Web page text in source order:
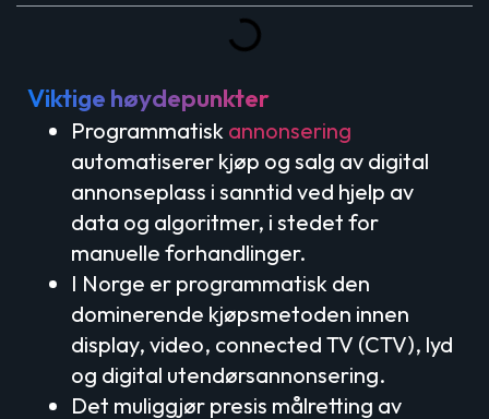
Viktige høydepunkter
Programmatisk annonsering
automatiserer kjøp og salg av digital
annonseplass i sanntid ved hjelp av
data og algoritmer, i stedet for
manuelle forhandlinger.
I Norge er programmatisk den
dominerende kjøpsmetoden innen
display, video, connected TV (CTV), lyd
og digital utendørsannonsering.
Det muliggjør presis målretting av